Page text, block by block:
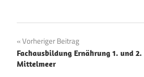
Beitragsnavigation
Vorheriger Beitrag
Fachausbildung Ernährung 1. und
Mittelmeer